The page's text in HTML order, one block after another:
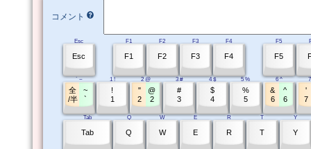
コメント
Esc F1 F2 F3 F4 F5
全
/半
~
`
!
1
"
2
@
2
#
3
$
4
%
5
&
6
^
6
'
7
Tab Q W E R T Y
Esc F1 F2 F3 F4 F5
` ~ 1 ! 2 @ 3 # 4 $ 5 % 6 ^
Tab Q W E R T Y